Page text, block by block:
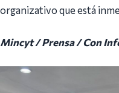
organizativo que está
Mincyt / Prensa / Con